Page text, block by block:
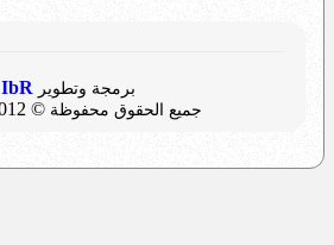
برمجة وتطوير IbR
جميع الحقوق محفوظة© 2012 - 2025